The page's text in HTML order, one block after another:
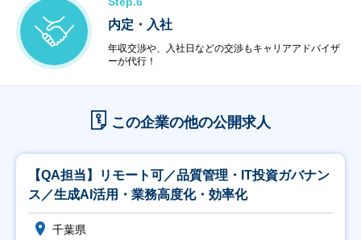
内定・入社
年収交渉や、入社日などの交渉もキャリアアドバイザ
ーが代行！
この企業の他の公開求人
【QA担当】リモート可／品質管理・IT投資ガバナン
ス／生成AI活用・業務高度化・効率化
千葉県